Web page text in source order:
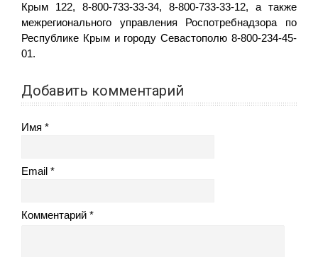
Крым 122, 8-800-733-33-34, 8-800-733-33-12, а также
межрегионального управления Роспотребнадзора по
Республике Крым и городу Севастополю 8-800-234-45-
01.
Добавить комментарий
Имя
Email
Комментарий